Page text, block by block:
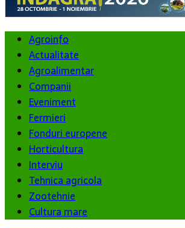
Agroinfo
Actualitate
Agroalimentar
Companii
Eveniment
Fermieri
Fonduri europene
Horticultura
Interviu
Tehnica agricola
Zootehnie
Cultura mare